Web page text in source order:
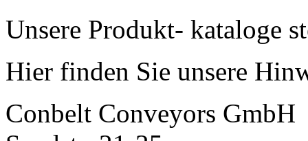
Unsere Produkt- kataloge
Hier finden Sie unsere
Conbelt Conveyors GmbH